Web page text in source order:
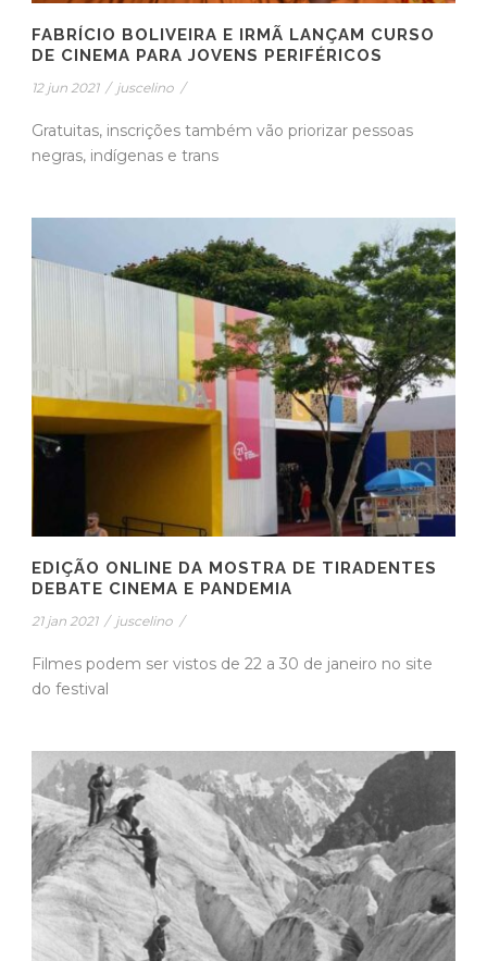
FABRÍCIO BOLIVEIRA E IRMÃ LANÇAM CURSO
DE CINEMA PARA JOVENS PERIFÉRICOS
12 jun 2021 / juscelino /
Gratuitas, inscrições também vão priorizar pessoas
negras, indígenas e trans
EDIÇÃO ONLINE DA MOSTRA DE TIRADENTES
DEBATE CINEMA E PANDEMIA
21 jan 2021 / juscelino /
Filmes podem ser vistos de 22 a 30 de janeiro no site
do festival